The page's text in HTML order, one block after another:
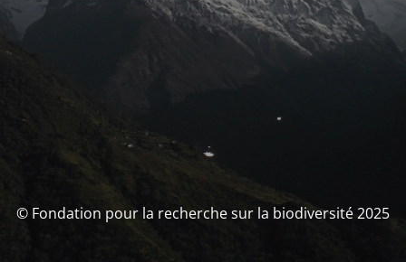
© Fondation pour la recherche sur la biodiversité 2025